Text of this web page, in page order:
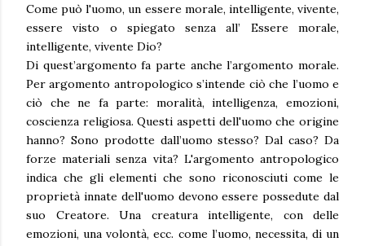
Come può l'uomo, un essere morale, intelligente, vivente,
essere visto o spiegato senza all’ Essere morale,
intelligente, vivente Dio?
Di quest’argomento fa parte anche l’argomento morale.
Per argomento antropologico s’intende ciò che l’uomo e
ciò che ne fa parte: moralità, intelligenza, emozioni,
coscienza religiosa. Questi aspetti dell'uomo che origine
hanno? Sono prodotte dall’uomo stesso? Dal caso? Da
forze materiali senza vita? L'argomento antropologico
indica che gli elementi che sono riconosciuti come le
proprietà innate dell'uomo devono essere possedute dal
suo Creatore. Una creatura intelligente, con delle
emozioni, una volontà, ecc. come l’uomo, necessita, di un